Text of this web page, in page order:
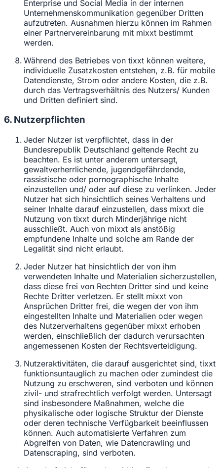
Enterprise und Social Media in der internen
Unternehmenskommunikation gegenüber Dritten
aufzutreten. Ausnahmen hierzu können im Rahmen
einer Partnervereinbarung mit mixxt bestimmt
werden.
Während des Betriebes von tixxt können weitere,
individuelle Zusatzkosten entstehen, z.B. für mobile
Datendienste, Strom oder andere Kosten, die z.B.
durch das Vertragsverhältnis des Nutzers/ Kunden
und Dritten definiert sind.
6. Nutzerpflichten
Jeder Nutzer ist verpflichtet, dass in der
Bundesrepublik Deutschland geltende Recht zu
beachten. Es ist unter anderem untersagt,
gewaltverherrlichende, jugendgefährdende,
rassistische oder pornographische Inhalte
einzustellen und/ oder auf diese zu verlinken. Jeder
Nutzer hat sich hinsichtlich seines Verhaltens und
seiner Inhalte darauf einzustellen, dass mixxt die
Nutzung von tixxt durch Minderjährige nicht
ausschließt. Auch von mixxt als anstößig
empfundene Inhalte und solche am Rande der
Legalität sind nicht erlaubt.
Jeder Nutzer hat hinsichtlich der von ihm
verwendeten Inhalte und Materialien sicherzustellen,
dass diese frei von Rechten Dritter sind und keine
Rechte Dritter verletzen. Er stellt mixxt von
Ansprüchen Dritter frei, die wegen der von ihm
eingestellten Inhalte und Materialien oder wegen
des Nutzerverhaltens gegenüber mixxt erhoben
werden, einschließlich der dadurch verursachten
angemessenen Kosten der Rechtsverteidigung.
Nutzeraktivitäten, die darauf ausgerichtet sind, tixxt
funktionsuntauglich zu machen oder zumindest die
Nutzung zu erschweren, sind verboten und können
zivil- und strafrechtlich verfolgt werden. Untersagt
sind insbesondere Maßnahmen, welche die
physikalische oder logische Struktur der Dienste
oder deren technische Verfügbarkeit beeinflussen
können. Auch automatisierte Verfahren zum
Abgreifen von Daten, wie Datencrawling und
Datenscraping, sind verboten.